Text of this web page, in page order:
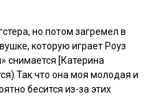
но потом загремел в
которую играет Роуз
снимается [Катерина
Так что она моя молодая и
бесится из-за этих